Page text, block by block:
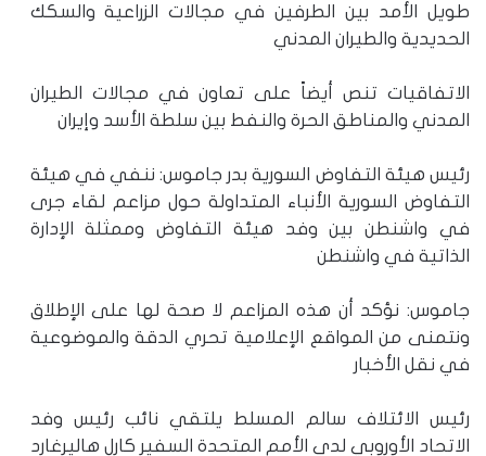
طويل الأمد بين الطرفين في مجالات الزراعية والسكك
الحديدية والطيران المدني
الاتفاقيات تنص أيضاً على تعاون في مجالات الطيران
المدني والمناطق الحرة والنفط بين سلطة الأسد وإيران
رئيس هيئة التفاوض السورية بدر جاموس: ‏ننفي في هيئة
التفاوض السورية الأنباء المتداولة حول مزاعم لقاء جرى
في واشنطن بين وفد هيئة التفاوض وممثلة الإدارة
الذاتية في واشنطن
جاموس: نؤكد أن هذه المزاعم لا صحة لها على الإطلاق
ونتمنى من المواقع الإعلامية تحري الدقة والموضوعية
في نقل الأخبار
رئيس الائتلاف سالم المسلط يلتقي نائب رئيس وفد
الاتحاد الأوروبي لدى الأمم المتحدة السفير كارل هاليرغارد